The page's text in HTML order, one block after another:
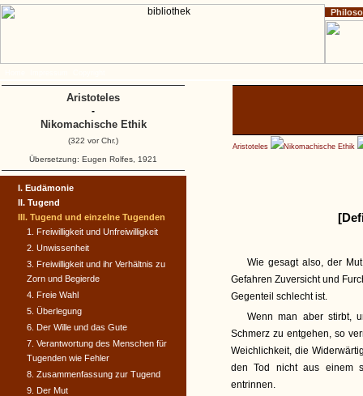
Aristoteles Nikomachische Ethik
Wie gesagt also, der
Gefahren Zuversicht und
Gegenteil schlecht ist.
Wenn man aber stirbt,
Schmerz zu entgehen, so
Weichlichkeit, die
den Tod nicht aus einem
entrinnen.
I. Eudämonie
II. Tugend
III. Tugend und einzelne Tugenden
1. Freiwilligkeit und Unfreiwilligkeit
2. Unwissenheit
3. Freiwilligkeit und ihr Verhältnis zu
Zorn und Begierde
4. Freie Wahl
5. Überlegung
6. Der Wille und das Gute
7. Verantwortung des Menschen für
Tugenden wie Fehler
8. Zusammenfassung zur Tugend
9. Der Mut
Aristoteles
-
Nikomachische Ethik
(322 vor Chr.)
Übersetzung: Eugen Rolfes, 1921